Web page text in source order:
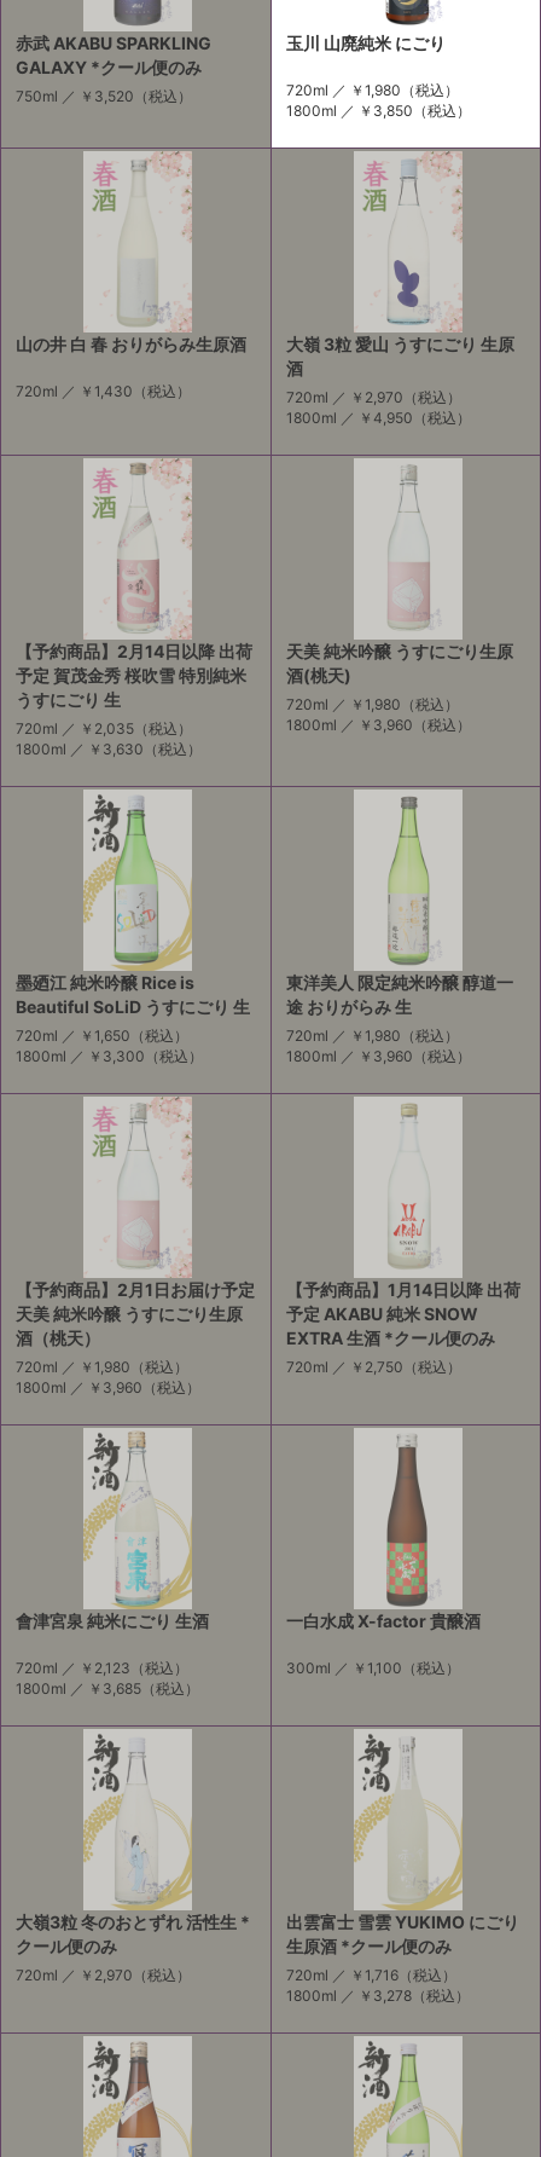
赤武 AKABU SPARKLING
GALAXY *クール便のみ
750ml ／ ￥3,520 （税込）
玉川 山廃純米 にごり
720ml ／ ￥1,980 （税込）
1800ml ／ ￥3,850 （税込）
山の井 白 春 おりがらみ生原酒
720ml ／ ￥1,430 （税込）
大嶺 3粒 愛山 うすにごり 生原
酒
720ml ／ ￥2,970 （税込）
1800ml ／ ￥4,950 （税込）
【予約商品】2月14日以降 出荷
予定 賀茂金秀 桜吹雪 特別純米
うすにごり 生
720ml ／ ￥2,035 （税込）
1800ml ／ ￥3,630 （税込）
天美 純米吟醸 うすにごり生原
酒(桃天)
720ml ／ ￥1,980 （税込）
1800ml ／ ￥3,960 （税込）
墨廼江 純米吟醸 Rice is
Beautiful SoLiD うすにごり 生
720ml ／ ￥1,650 （税込）
1800ml ／ ￥3,300 （税込）
東洋美人 限定純米吟醸 醇道一
途 おりがらみ 生
720ml ／ ￥1,980 （税込）
1800ml ／ ￥3,960 （税込）
【予約商品】2月1日お届け予定
天美 純米吟醸 うすにごり生原
酒（桃天）
720ml ／ ￥1,980 （税込）
1800ml ／ ￥3,960 （税込）
【予約商品】1月14日以降 出荷
予定 AKABU 純米 SNOW
EXTRA 生酒 *クール便のみ
720ml ／ ￥2,750 （税込）
會津宮泉 純米にごり 生酒
720ml ／ ￥2,123 （税込）
1800ml ／ ￥3,685 （税込）
一白水成 X-factor 貴醸酒
300ml ／ ￥1,100 （税込）
大嶺3粒 冬のおとずれ 活性生 *
クール便のみ
720ml ／ ￥2,970 （税込）
出雲富士 雪雲 YUKIMO にごり
生原酒 *クール便のみ
720ml ／ ￥1,716（税込）
1800ml ／ ￥3,278（税込）